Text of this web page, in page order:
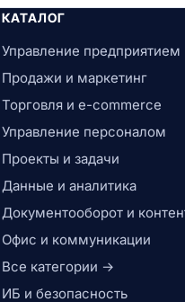
КАТАЛОГ
Управление предприятием
Продажи и маркетинг
Торговля и e-commerce
Управление персоналом
Проекты и задачи
Данные и аналитика
Документооборот и
Офис и коммуникации
Все категории →
ИБ и безопасность